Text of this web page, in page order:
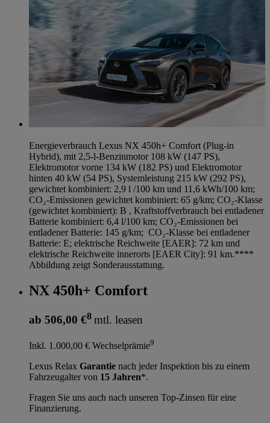
Energieverbrauch Lexus NX 450h+ Comfort (Plug-in
Hybrid), mit 2,5-l-Benzinmotor 108 kW (147 PS),
Elektromotor vorne 134 kW (182 PS) und Elektromotor
hinten 40 kW (54 PS), Systemleistung 215 kW (292 PS),
gewichtet kombiniert: 2,9 l /100 km und 11,6 kWh/100 km;
CO₂-Emissionen gewichtet kombiniert: 65 g/km; CO₂-Klasse
(gewichtet kombiniert): B , Kraftstoffverbrauch bei entladener
Batterie kombiniert: 6,4 l/100 km; CO₂-Emissionen bei
entladener Batterie: 145 g/km; CO₂-Klasse bei entladener
Batterie: E; elektrische Reichweite [EAER]: 72 km und
elektrische Reichweite innerorts [EAER City]: 91 km.****
Abbildung zeigt Sonderausstattung.
NX 450h+ Comfort
ab 506,00 €8 mtl. leasen
Inkl. 1.000,00 € Wechselprämie9
Lexus Relax Garantie nach jeder Inspektion bis zu einem
Fahrzeugalter von 15 Jahren*.
Fragen Sie uns auch nach unseren Top-Zinsen für eine
Finanzierung.